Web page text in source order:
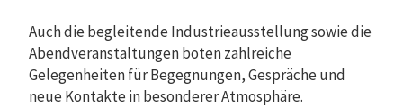
Auch die begleitende Industrieausstellung sowie die
Abendveranstaltungen boten zahlreiche
Gelegenheiten für Begegnungen, Gespräche und
neue Kontakte in besonderer Atmosphäre.